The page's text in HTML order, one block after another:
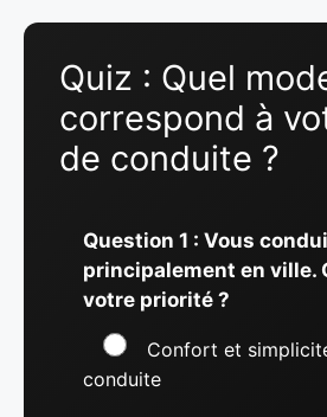
Quiz : Quel
correspond à
de conduite ?
Question 1 : Vous
principalement en ville.
votre priorité ?
Confort et
conduite